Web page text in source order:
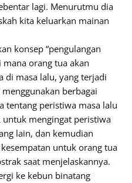
lagi. Menurutmu dia
kita keluarkan mainan
konsep “pengulangan
orang tua akan
di masa lalu, yang terjadi
berbagai
tentang peristiwa masa lalu
mengingat peristiwa
lain, dan kemudian
untuk orang tua
saat menjelaskannya.
ke kebun binatang